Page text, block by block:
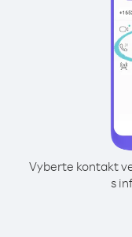
Vyberte kontakt
s